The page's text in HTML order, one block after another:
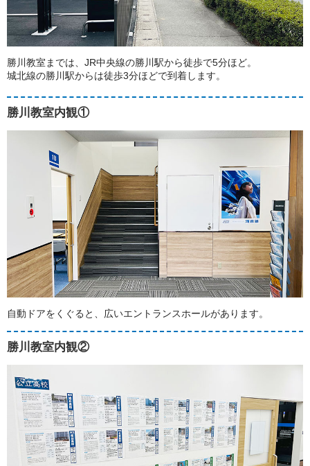
勝川教室までは、JR中央線の勝川駅から徒歩で5分ほど。
城北線の勝川駅からは徒歩3分ほどで到着します。
勝川教室内観①
自動ドアをくぐると、広いエントランスホールがあります。
勝川教室内観②